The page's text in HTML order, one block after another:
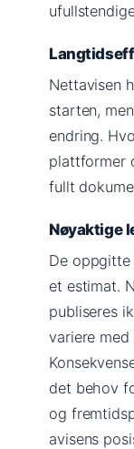
Nettavisen
starten,
endring.
plattformer
fullt
Nøyaktige
De oppgitte
et estimat.
publiseres
variere med
det behov
og
avisens